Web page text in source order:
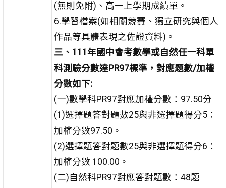
(無則免附)、高一上學期成績單。
6.學習檔案(如相關競賽、獨立研究與個人
作品等具體表現之佐證資料)。
三、111年國中會考數學或自然任一科單
科測驗分數達PR97標準，對應題數/加權
分數如下:
(一)數學科PR97對應加權分數：97.50分
(1)選擇題答對題數25與非選擇題得分5：
加權分數97.50。
(2)選擇題答對題數25與非選擇題得分6：
加權分數 100.00。
(二)自然科PR97對應答對題數：48題